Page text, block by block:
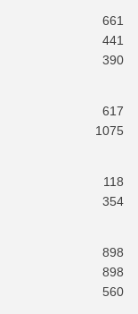
661
441
390
617
1075
118
354
898
898
560